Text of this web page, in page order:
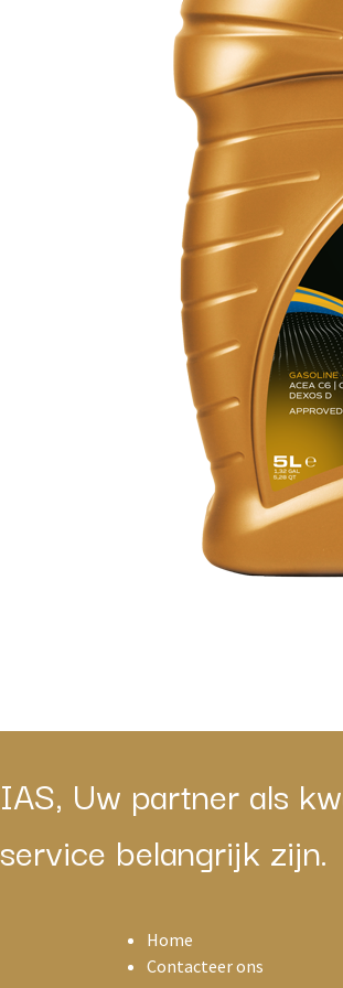
IAS, Uw partner als
service belangrijk zijn.
Home
Contacteer ons